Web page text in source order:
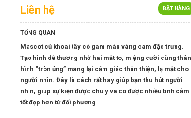
ĐẶT HÀNG
Liên hệ
TỔNG QUAN
Mascot củ khoai tây có gam màu vàng cam đặc trưng.
Tạo hình dễ thương nhờ hai mắt to, miệng cười cùng thân
hình “tròn ủng” mang lại cảm giác thân thiện, lạ mắt cho
người nhìn. Đây là cách rất hay giúp bạn thu hút người
nhìn, giúp sự kiện được chú ý và có được nhiều tình cảm
tốt đẹp hơn từ đối phương